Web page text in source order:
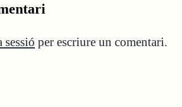
per escriure un comentari.